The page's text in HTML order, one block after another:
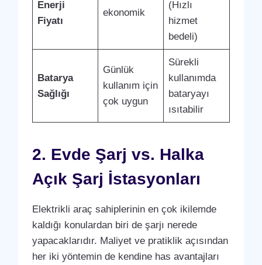
Enerji
Fiyatı
ekonomik
(Hızlı
hizmet
bedeli)
Batarya
Sağlığı
Günlük
kullanım için
çok uygun
Sürekli
kullanımda
bataryayı
ısıtabilir
2. Evde Şarj vs. Halka
Açık Şarj İstasyonları
Elektrikli araç sahiplerinin en çok ikilemde
kaldığı konulardan biri de şarjı nerede
yapacaklarıdır. Maliyet ve pratiklik açısından
her iki yöntemin de kendine has avantajları